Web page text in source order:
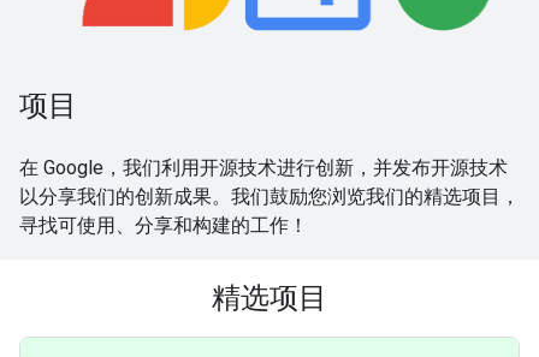
项目
在 Google，我们利用开源技术进行创新，并发布开源技术
以分享我们的创新成果。我们鼓励您浏览我们的精选项目，
寻找可使用、分享和构建的工作！
精选项目